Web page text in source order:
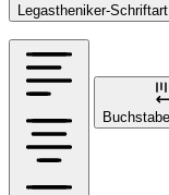
Legastheniker-Schriftart